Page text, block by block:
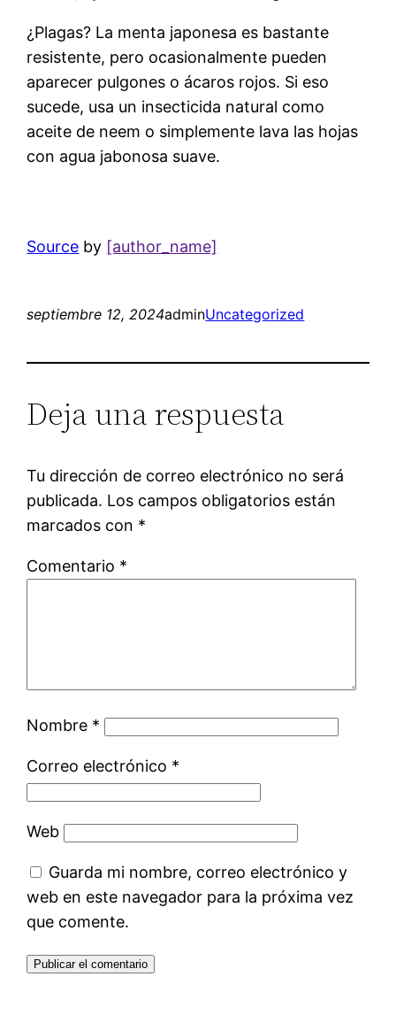
¿Plagas? La menta japonesa es bastante
resistente, pero ocasionalmente pueden
aparecer pulgones o ácaros rojos. Si eso
sucede, usa un insecticida natural como
aceite de neem o simplemente lava las hojas
con agua jabonosa suave.
Source by [author_name]
septiembre 12, 2024adminUncategorized
Deja una respuesta
Tu dirección de correo electrónico no será
publicada. Los campos obligatorios están
marcados con *
Comentario *
Nombre *
Correo electrónico *
Web
Guarda mi nombre, correo electrónico y
web en este navegador para la próxima vez
que comente.